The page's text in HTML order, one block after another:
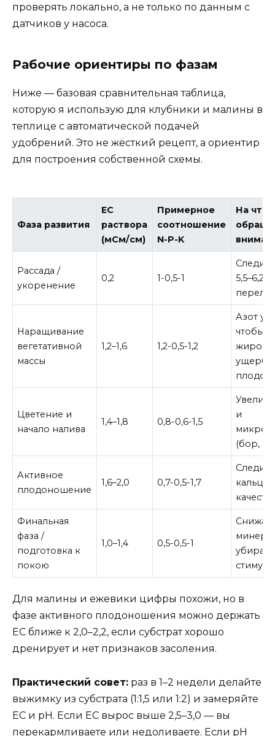
проверять локально, а не только по данным с
датчиков у насоса.
Рабочие ориентиры по фазам
Ниже — базовая сравнительная таблица,
которую я использую для клубники и малины в
теплице с автоматической подачей
удобрений. Это не жёсткий рецепт, а ориентир
для построения собственной схемы.
Фаза развития
EC
раствора
(мСм/см)
Примерное
соотношение
N-P-K
На что
Рассада /
укоренение
0,2 1-0,5-1
5,5–6,2.
Наращивание
вегетативной
массы
1,2–1,6 1,2-0,5-1,2
Азот
чтобы
ущерб
Цветение и
начало налива
1,4–1,8 0,8-0,6-1,5
и
(бор,
Активное
плодоношение
1,6–2,0 0,7-0,5-1,7
Финальная
фаза /
подготовка к
покою
1,0–1,4 0,5-0,5-1
Для малины и ежевики цифры похожи, но в
фазе активного плодоношения можно держать
EC ближе к 2,0–2,2, если субстрат хорошо
дренирует и нет признаков засоления.
Практический совет: раз в 1–2 недели делайте
выжимку из субстрата (1:1,5 или 1:2) и замеряйте
EC и pH. Если EC вырос выше 2,5–3,0 — вы
перекармливаете или недоливаете. Если pH